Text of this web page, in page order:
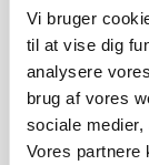
Vi bruger
til at vise dig
analysere
brug af vores
sociale medier,
Vores partnere
Grise